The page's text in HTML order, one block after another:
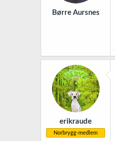
Børre Aursnes
erikraude
Norbrygg-medlem